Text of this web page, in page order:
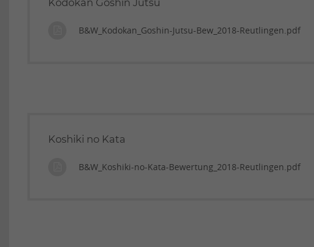
B&W_Kodokan_Goshin-Jutsu-Bew_2018-Reutlingen.pdf
Koshiki no Kata
B&W_Koshiki-no-Kata-Bewertung_2018-Reutlingen.pdf